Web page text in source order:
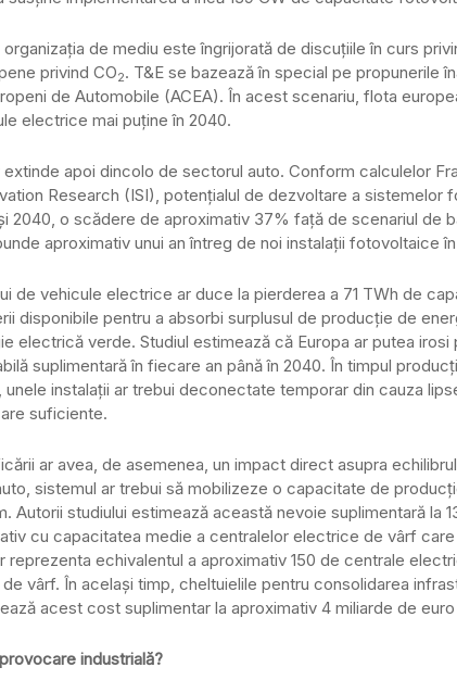
de mediu este îngrijorată de discuțiile în curs
privind CO2. T&E se bazează în special pe propunerile
de Automobile (ACEA). În acest scenariu, flota
electrice mai puține în 2040.
apoi dincolo de sectorul auto. Conform calculelor
Research (ISI), potențialul de dezvoltare a sistemelor
2040, o scădere de aproximativ 37% față de scenariul de
aproximativ unui an întreg de noi instalații fotovoltaice în
de vehicule electrice ar duce la pierderea a 71 TWh de
disponibile pentru a absorbi surplusul de producție de
electrică verde. Studiul estimează că Europa ar putea irosi
suplimentară în fiecare an până în 2040. În timpul
unele instalații ar trebui deconectate temporar din cauza
suficiente.
ar avea, de asemenea, un impact direct asupra
sistemul ar trebui să mobilizeze o capacitate de
Autorii studiului estimează această nevoie suplimentară la
cu capacitatea medie a centralelor electrice de vârf
reprezenta echivalentul a aproximativ 150 de centrale
vârf. În același timp, cheltuielile pentru consolidarea
acest cost suplimentar la aproximativ 4 miliarde de euro
industrială?